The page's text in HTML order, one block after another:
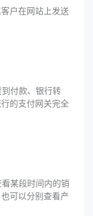
户在网站上发送
付款、银行转
的支付网关完全
某段时间内的销
可以分别查看产